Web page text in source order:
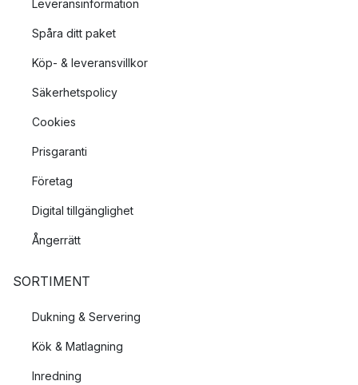
Leveransinformation
Spåra ditt paket
Köp- & leveransvillkor
Säkerhetspolicy
Cookies
Prisgaranti
Företag
Digital tillgänglighet
Ångerrätt
SORTIMENT
Dukning & Servering
Kök & Matlagning
Inredning